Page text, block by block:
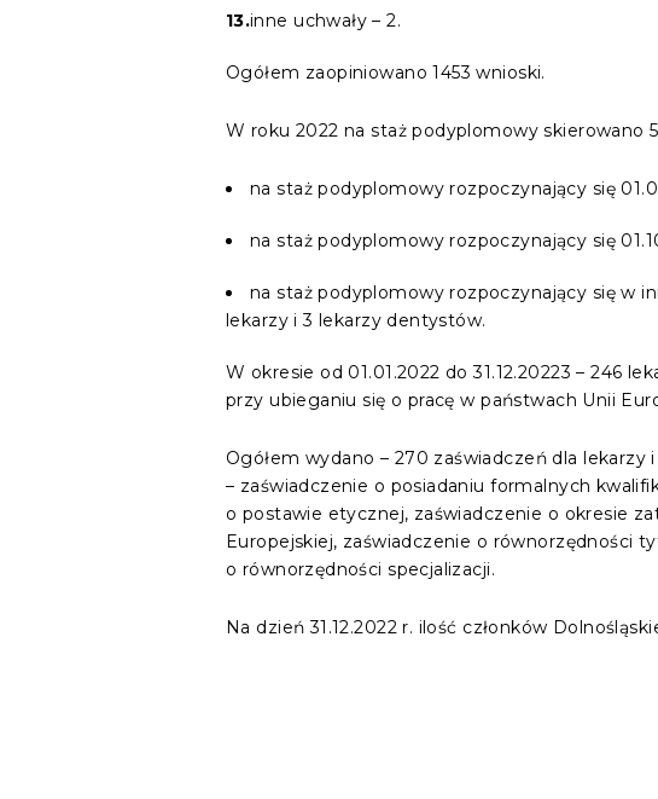
inne uchwały – 2.
Ogółem zaopiniowano 1453 wnioski.
W roku 2022 na staż podyplomowy skierowano
na staż podyplomowy rozpoczynający się
na staż podyplomowy rozpoczynający się
na staż podyplomowy rozpoczynający się w
lekarzy i 3 lekarzy dentystów.
W okresie od 01.01.2022 do 31.12.20223 – 246
przy ubieganiu się o pracę w państwach Unii
Ogółem wydano – 270 zaświadczeń dla
– zaświadczenie o posiadaniu formalnych
o postawie etycznej, zaświadczenie o okresie
Europejskiej, zaświadczenie o równorzędności
o równorzędności specjalizacji.
Na dzień 31.12.2022 r. ilość członków